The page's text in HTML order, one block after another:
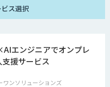
ス選択
エンジニアでオンプレ
援サービス
ワンソリューションズ